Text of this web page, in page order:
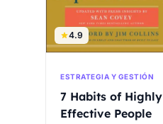
4.9
ESTRATEGIA Y GESTIÓN
7 Habits of Highly
Effective People